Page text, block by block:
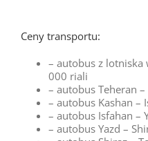
Ceny transportu:
– autobus z lotniska
000 riali
– autobus Teheran
– autobus Kashan –
– autobus Isfahan –
– autobus Yazd –